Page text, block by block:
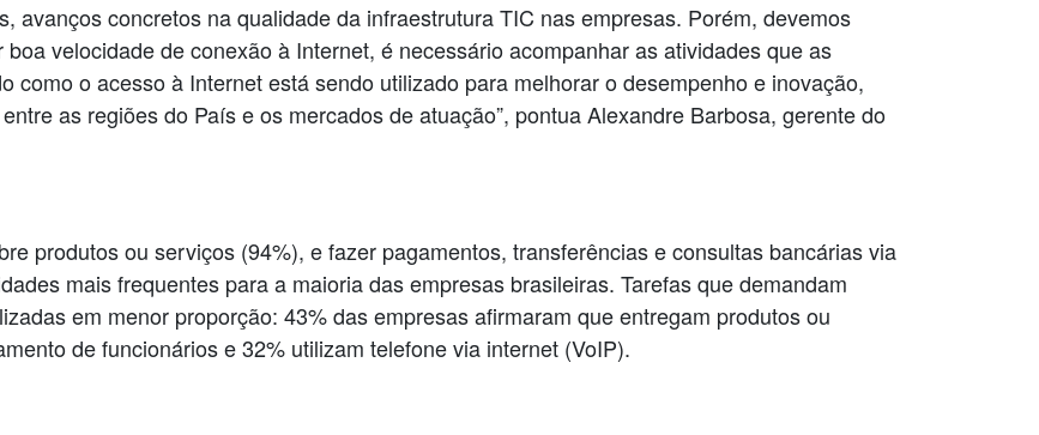
avanços concretos na qualidade da infraestrutura TIC nas empresas. Porém, devemos
velocidade de conexão à Internet, é necessário acompanhar as atividades que as
como o acesso à Internet está sendo utilizado para melhorar o desempenho e inovação,
as regiões do País e os mercados de atuação”, pontua Alexandre Barbosa, gerente do
produtos ou serviços (94%), e fazer pagamentos, transferências e consultas bancárias via
mais frequentes para a maioria das empresas brasileiras. Tarefas que demandam
em menor proporção: 43% das empresas afirmaram que entregam produtos ou
de funcionários e 32% utilizam telefone via internet (VoIP).